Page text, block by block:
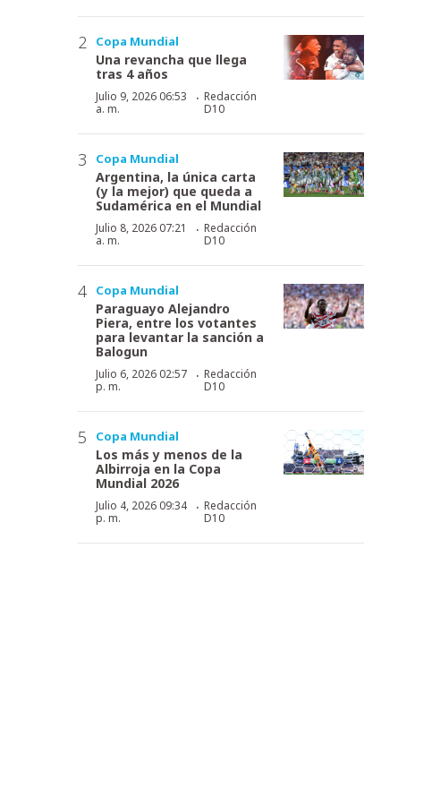
Copa Mundial
Una revancha que llega
tras 4 años
Julio 9, 2026 06:53
a. m.
·Redacción
D10
Copa Mundial
Argentina, la única carta
(y la mejor) que queda a
Sudamérica en el Mundial
Julio 8, 2026 07:21
a. m.
·Redacción
D10
Copa Mundial
Paraguayo Alejandro
Piera, entre los votantes
para levantar la sanción a
Balogun
Julio 6, 2026 02:57
p. m.
·Redacción
D10
Copa Mundial
Los más y menos de la
Albirroja en la Copa
Mundial 2026
Julio 4, 2026 09:34
p. m.
·Redacción
D10